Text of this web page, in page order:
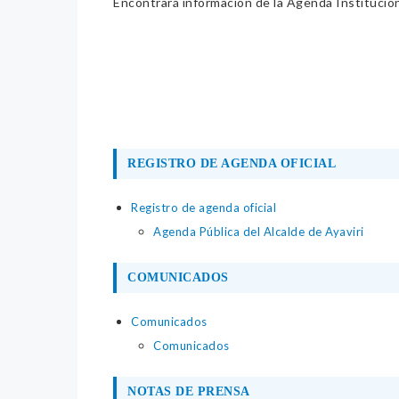
REGISTRO DE AGENDA OFICIAL
Registro de agenda oficial
Agenda Pública del Alcalde de Ayaviri
COMUNICADOS
Comunicados
Comunicados
NOTAS DE PRENSA